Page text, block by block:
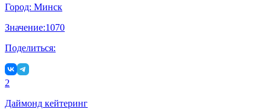
Город: Минск
Значение:1070
Поделиться:
2
Даймонд кейтеринг